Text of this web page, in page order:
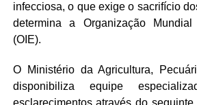
infecciosa, o que exige o sacrifício
determina a Organização
(OIE).
O Ministério da Agricultura,
disponibiliza equipe